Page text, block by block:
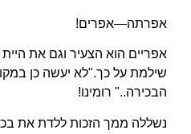
אפרתה—אפרים!
אפריים הוא הצעיר וגם את
שילמת על כך."לא יעשה כן
הבכירה.." רומינו!
נשללה ממך הזכות ללדת את